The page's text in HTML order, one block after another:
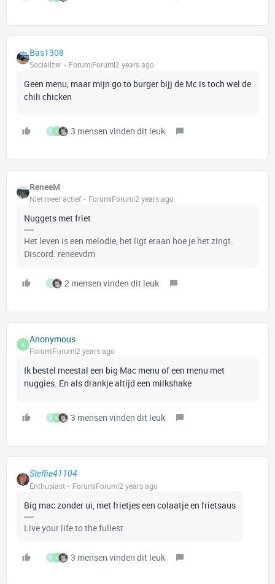
Bas1308
Socializer Forum|Forum|2 years ago
Geen menu, maar mijn go to burger bijj de Mc is toch wel de
chili chicken
I M 3 mensen vinden dit leuk
ReneeM
Niet meer actief Forum|Forum|2 years ago
Nuggets met friet
Het leven is een melodie, het ligt eraan hoe je het zingt.
Discord: reneevdm
I 2 mensen vinden dit leuk
A Anonymous
Forum|Forum|2 years ago
Ik bestel meestal een big Mac menu of een menu met
nuggies. En als drankje altijd een milkshake
I M 3 mensen vinden dit leuk
Steffie41104
Enthusiast
Forum|Forum|2 years ago
Big mac zonder ui, met frietjes een colaatje en frietsaus
Live your life to the fullest
I M 3 mensen vinden dit leuk